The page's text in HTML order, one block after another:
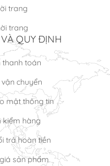
trang
trang
QUY ĐỊNH
thanh toán
chuyển
mật thông tin
kiểm hàng
trả hoàn tiền
sản phẩm